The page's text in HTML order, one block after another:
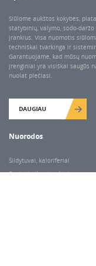
Siūlome aukštos kokybės,
statybinių, valymo, sodo-
įrankius. Visa nuomotis
techniškai tvarkinga ir
Garantuojame, kad mūsų
įrenginiai yra visiškai saugūs
nuolat plečiasi.
DAUGIAU
Nuorodos
Šildytuvai, kaloriferiai
Santechnikos įrankiai